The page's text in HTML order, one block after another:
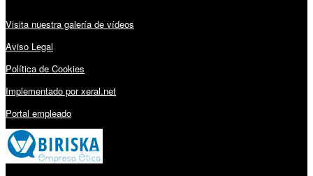
Visita nuestra galería de vídeos
Aviso Legal
Política de Cookies
Implementado por xeral.net
Portal empleado